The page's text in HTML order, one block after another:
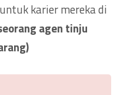
karier mereka di
agen tinju